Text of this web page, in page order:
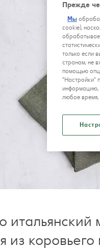
из
Прежде
Мы
cookie),
только если
странам, не
помощью
"Настройки"
информацию,
любое время,